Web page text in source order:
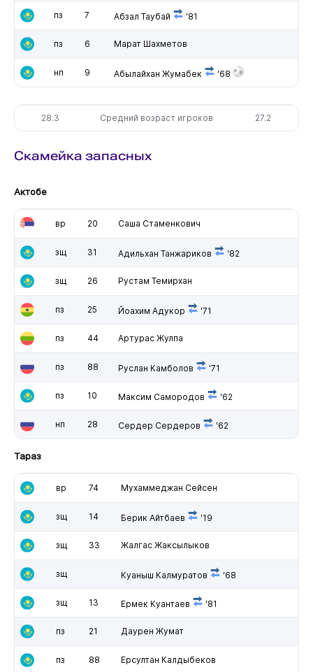
пз 7 Абзал Таубай '81
пз 6 Марат Шахметов
нп 9 Абылайхан Жумабек '68
28.3 Средний возраст игроков 27.2
Скамейка запасных
Актобе
вр 20 Саша Стаменкович
зщ 31 Адильхан Танжариков '82
зщ 26 Рустам Темирхан
пз 25 Йоахим Адукор '71
пз 44 Артурас Жулпа
пз 88 Руслан Камболов '71
пз 10 Максим Самородов '62
нп 28 Сердер Сердеров '62
Тараз
вр 74 Мухаммеджан Сейсен
зщ 14 Берик Айтбаев '19
зщ 33 Жалгас Жаксылыков
зщ Куаныш Калмуратов '68
зщ 13 Ермек Куантаев '81
пз 21 Даурен Жумат
пз 88 Ерсултан Калдыбеков